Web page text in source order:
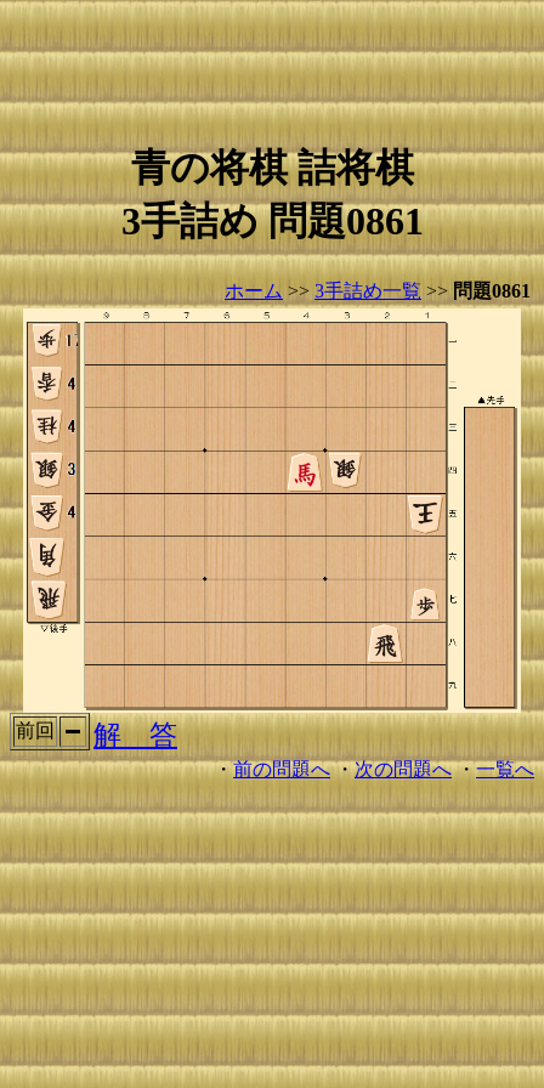
青の将棋 詰将棋
3手詰め 問題0861
ホーム >> 3手詰め一覧 >> 問題0861
前回 解 答
・前の問題へ・次の問題へ・一覧へ